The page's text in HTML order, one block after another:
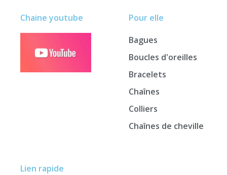
Lien rapide
Pour elle
Bagues
Boucles d'oreilles
Bracelets
Chaînes
Colliers
Chaînes de cheville
Chaine youtube